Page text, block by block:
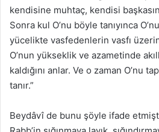
kendisine muhtaç, kendisi
Sonra kul O’nu böyle tanıyınca
yücelikte vasfedenlerin vasfı
O’nun yükseklik ve azametinde
kaldığını anlar. Ve o zaman O’nu
tanır.”
Beydâvî de bunu şöyle ifade